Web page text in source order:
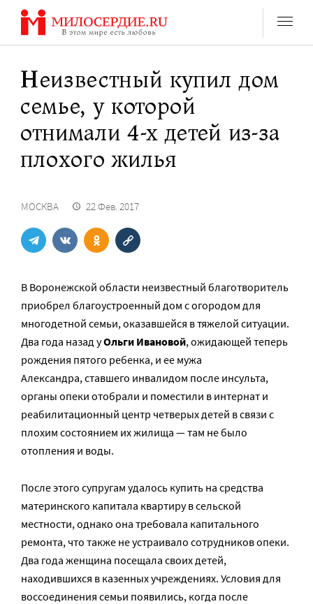
Перейти
содержанию
Неизвестный купил дом
семье, у которой
отнимали 4-х детей из-за
плохого жилья
МОСКВА 22 Фев. 2017
В Воронежской области неизвестный благотворитель
приобрел благоустроенный дом с огородом для
многодетной семьи, оказавшейся в тяжелой ситуации.
Два года назад уОльги Ивановой, ожидающей теперь
рождения пятого ребенка, и ее мужа
Александра, ставшего инвалидом после инсульта,
органы опеки отобрали и поместили в интернат и
реабилитационный центр четверых детей в связи с
плохим состоянием их жилища — там не было
отопления и воды.
После этого супругам удалось купить на средства
материнского капитала квартиру в сельской
местности, однако она требовала капитального
ремонта, что также не устраивало сотрудников опеки.
Два года женщина посещала своих детей,
находившихся в казенных учреждениях. Условия для
воссоединения семьи появились, когда после